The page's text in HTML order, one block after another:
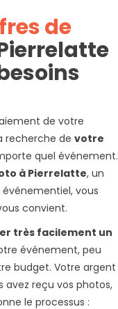
de
de votre
recherche de votre
quel événement.
à Pierrelatte, un
vous
convient.
très facilement un
événement, peu
budget. Votre argent
avez reçu vos photos,
le processus :